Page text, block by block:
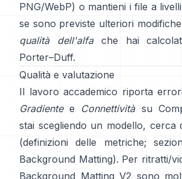
PNG/WebP) o mantieni i file a
se sono previste ulteriori
qualità dell'alfache hai
Porter–Duff.
Qualità e valutazione
Il lavoro accademico riporta
Gradientee Connettivitàsu
stai scegliendo un modello, cerca
(definizioni delle metriche;
Background Matting). Per ritratti/
Background Matting V2 sono